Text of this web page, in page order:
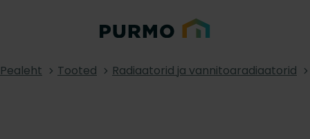
Pealeht Tooted Radiaatorid ja vannitoaradiaatorid